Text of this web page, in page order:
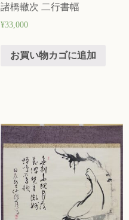
諸橋轍次 二行書幅
¥33,000
お買い物カゴに追加